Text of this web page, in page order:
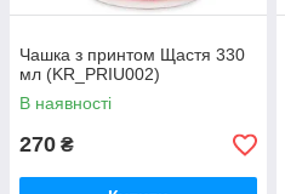
Чашка з принтом Щастя 330
мл (KR_PRIU002)
В наявності
270 ₴